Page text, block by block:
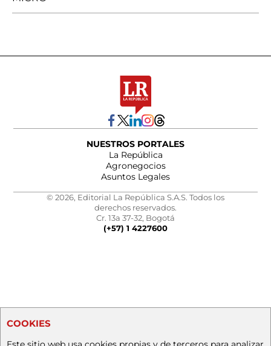
NUESTROS PORTALES
La República
Agronegocios
Asuntos Legales
© 2026, Editorial La República S.A.S. Todos los
derechos reservados.
Cr. 13a 37-32, Bogotá
(+57) 1 4227600
COOKIES